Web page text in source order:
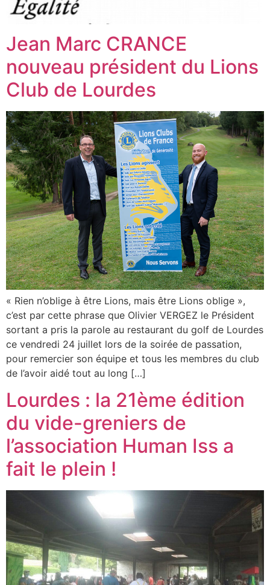
Jean Marc CRANCE
nouveau président du Lions
Club de Lourdes
« Rien n’oblige à être Lions, mais être Lions oblige »,
c’est par cette phrase que Olivier VERGEZ le Président
sortant a pris la parole au restaurant du golf de Lourdes
ce vendredi 24 juillet lors de la soirée de passation,
pour remercier son équipe et tous les membres du club
de l’avoir aidé tout au long […]
Lourdes : la 21ème édition
du vide-greniers de
l’association Human Iss a
fait le plein !